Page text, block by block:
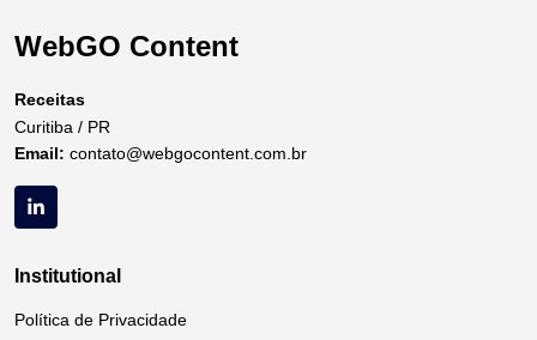
WebGO Content
Receitas
Curitiba / PR
Email: contato@webgocontent.com.br
Institutional
Política de Privacidade